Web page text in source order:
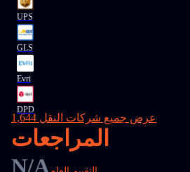
UPS
GLS
Evri
DPD
عرض جميع شركات النقل 1,644
المراجعات
N/A